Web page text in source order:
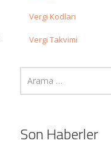
Vergi Kodları
Vergi Takvimi
Son Haberler